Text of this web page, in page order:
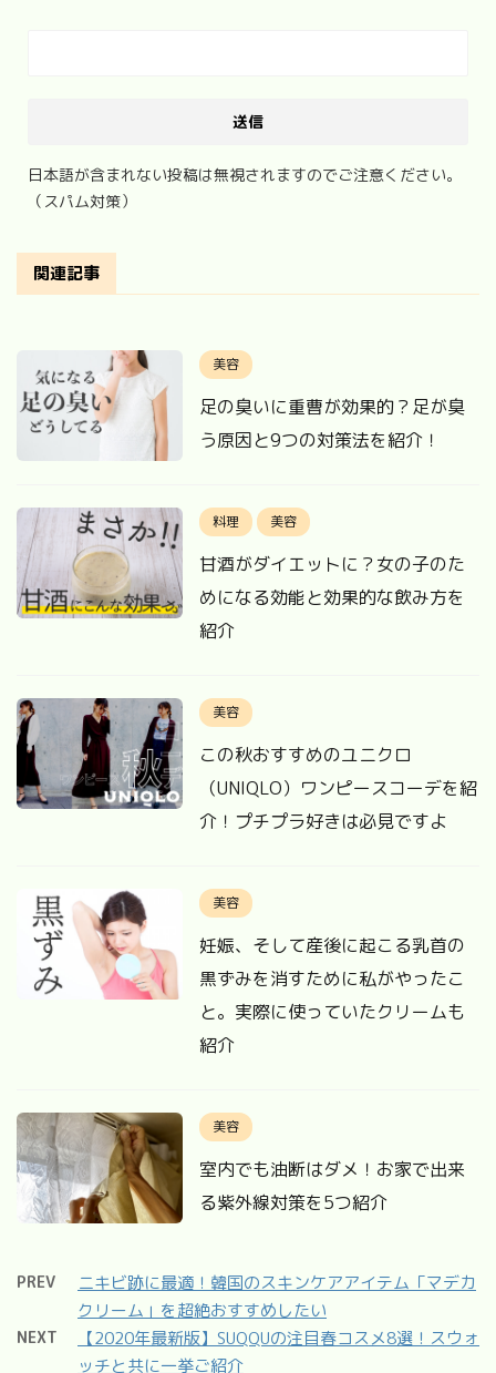
日本語が含まれない投稿は無視されますのでご注意ください。
（スパム対策）
関連記事
美容
足の臭いに重曹が効果的？足が臭
う原因と9つの対策法を紹介！
料理 美容
甘酒がダイエットに？女の子のた
めになる効能と効果的な飲み方を
紹介
美容
この秋おすすめのユニクロ
（UNIQLO）ワンピースコーデを紹
介！プチプラ好きは必見ですよ
美容
妊娠、そして産後に起こる乳首の
黒ずみを消すために私がやったこ
と。実際に使っていたクリームも
紹介
美容
室内でも油断はダメ！お家で出来
る紫外線対策を5つ紹介
PREV
ニキビ跡に最適！韓国のスキンケアアイテム「マデカ
クリーム」を超絶おすすめしたい
NEXT
【2020年最新版】SUQQUの注目春コスメ8選！スウォ
ッチと共に一挙ご紹介